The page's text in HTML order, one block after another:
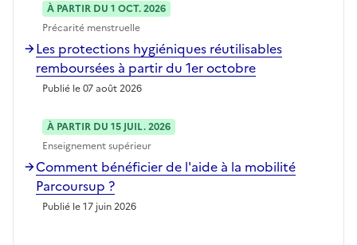
À PARTIR DU 1 OCT. 2026
Précarité menstruelle
Les protections hygiéniques réutilisables
remboursées à partir du 1er octobre
Publié le 07 août 2026
À PARTIR DU 15 JUIL. 2026
Enseignement supérieur
Comment bénéficier de l'aide à la mobilité
Parcoursup ?
Publié le 17 juin 2026